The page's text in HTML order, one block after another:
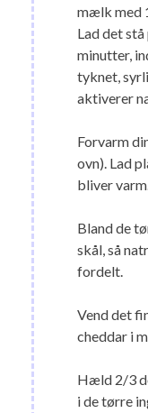
mælk med
Lad det
minutter,
tyknet,
aktiverer
Forvarm
ovn). Lad
bliver
Bland de
skål, så
fordelt.
Vend det
cheddar i
Hæld 2/3
i de tørre